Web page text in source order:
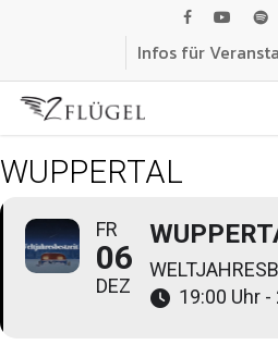
content
facebook
youtube
Infos für
WUPPERTAL
FR
06
DEZ
19:00 Uhr -